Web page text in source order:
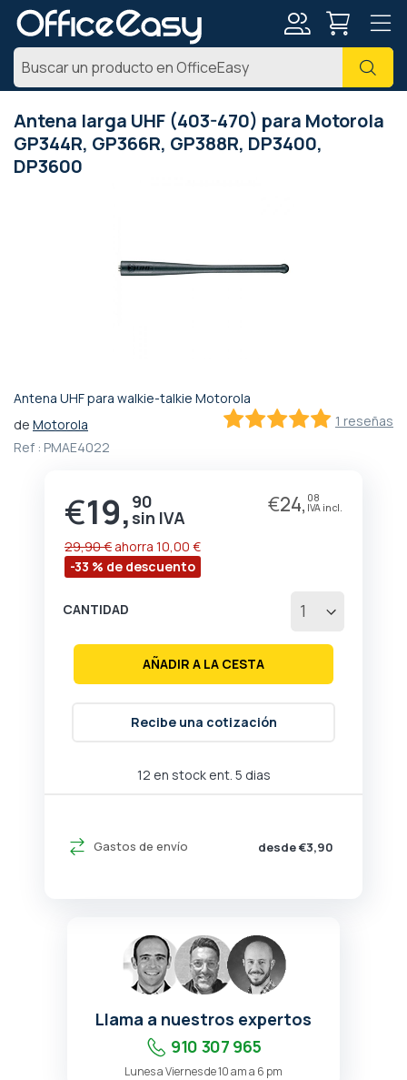
Antena larga UHF (403-470) para Motorola
GP344R, GP366R, GP388R, DP3400,
DP3600
Antena UHF para walkie-talkie Motorola
1 reseñas
de Motorola
Ref : PMAE4022
Precio
especial
€19, 90 €24, 08
-33 % de descuento
29,90 € ahorra 10,00 €
12 en stock ent. 5 dias
Gastos de envío desde €3,90
CANTIDAD
AÑADIR A LA CESTA
Recibe una cotización
Saltar
al
comienzo
Llama a nuestros expertos
910 307 965
Lunes a Viernes de 10 am a 6 pm